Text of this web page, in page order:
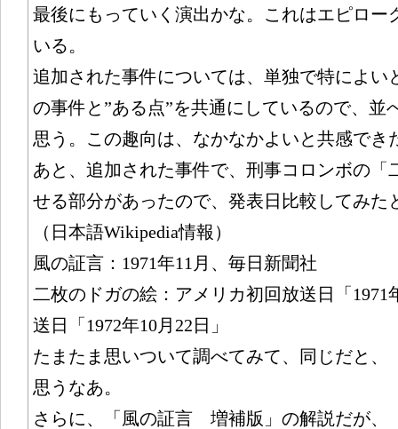
最後にもっていく演出かな。これはエピロー
いる。
追加された事件については、単独で特によい
の事件と”ある点”を共通にしているので、並
思う。この趣向は、なかなかよいと共感でき
あと、追加された事件で、刑事コロンボの「
せる部分があったので、発表日比較してみた
（日本語Wikipedia情報）
風の証言：1971年11月、毎日新聞社
二枚のドガの絵：アメリカ初回放送日「1971
送日「1972年10月22日」
たまたま思いついて調べてみて、同じだと、
思うなあ。
さらに、「風の証言 増補版」の解説だが、